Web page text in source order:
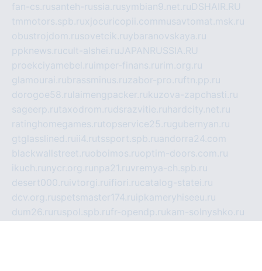
fan-cs.rusanteh-russia.rusymbian9.net.ruDSHAIR.RU
tmmotors.spb.ruxjocuricopii.com musavtomat.msk.ru
obustrojdom.rusovetcik.ruybaranovskaya.ru
ppknews.rucult-alshei.ruJAPANRUSSIA.RU
proekciyamebel.ru imper-finans.ru rim.org.ru
glamourai.rubrassminus.ruzabor-pro.ruftn.pp.ru
dorogoe58.ru laimengpacker.rukuzova-zapchasti.ru
sageerp.rutaxodrom.rudsrazvitie.ru hardcity.net.ru
ratinghomegames.rutopservice25.rugubernyan.ru
gtglasslined.ru ii4.rutssport.spb.ruandorra24.com
blackwallstreet.ruoboimos.ruoptim-doors.com.ru
ikuch.ru nycr.org.ru npa21.ruvremya-ch.spb.ru
desert000.ru ivtorgi.ru ifiori.rucatalog-statei.ru
dcv.org.ruspetsmaster174.ru ipkameryhiseeu.ru
dum26.ru ruspol.spb.rufr-opendp.rukam-solnyshko.ru